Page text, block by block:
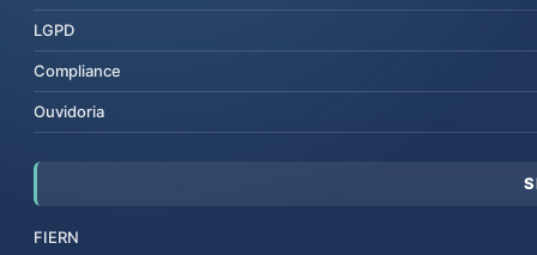
LGPD
Compliance
Ouvidoria
FIERN